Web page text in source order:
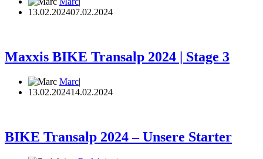
13.02.202407.02.2024
Maxxis BIKE Transalp 2024 | Stage 3
Marc
13.02.202414.02.2024
BIKE Transalp 2024 – Unsere Starter